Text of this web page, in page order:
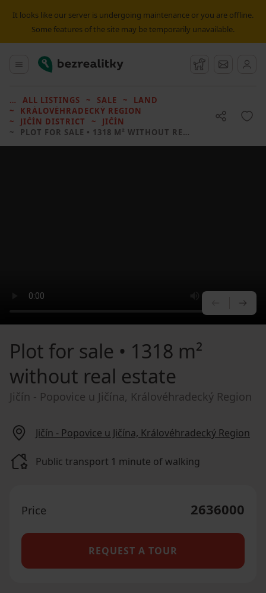
It looks like our server is undergoing maintenance or you are offline.
Some features of the site may be temporarily unavailable.
Main menu
Bezrealitky Watchdog
ALL LISTINGS SALE
LAND
KRÁLOVÉHRADECKÝ REGION
JIČÍN DISTRICT
JIČÍN
PLOT FOR SALE • 1318 M² WITHOUT REAL ESTATE
Plot for sale • 1318 m²
without real estate
Jičín - Popovice u Jičína, Královéhradecký Region
Jičín - Popovice u Jičína, Královéhradecký Region
Public transport 1 minute of walking
Price 2636000
REQUEST A TOUR